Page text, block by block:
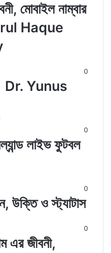
মোবাইল নাম্বার
Haque
0
Dr. Yunus
0
লাইভ ফুটবল
0
উক্তি ও স্ট্যাটাস
0
এর জীবনী,